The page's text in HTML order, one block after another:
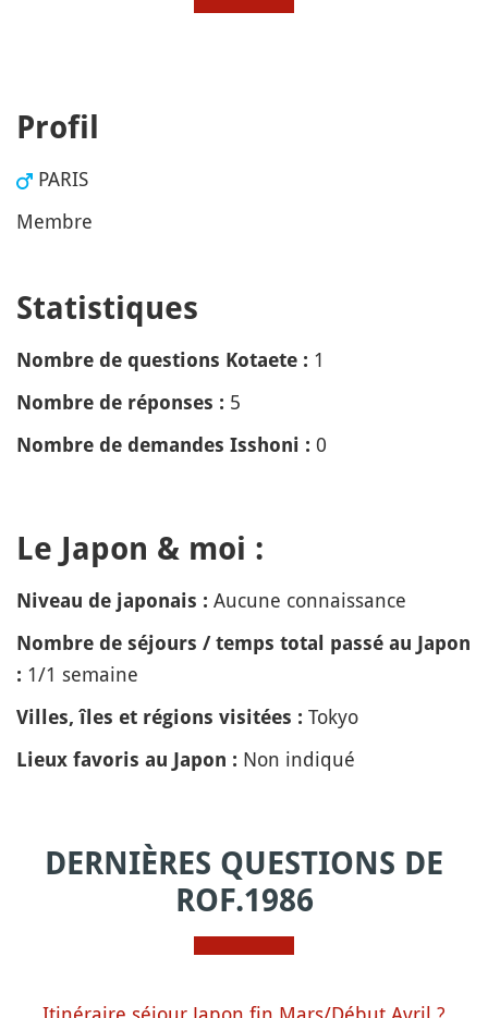
Profil
PARIS
Membre
Statistiques
Nombre de questions Kotaete : 1
Nombre de réponses : 5
Nombre de demandes Isshoni : 0
Le Japon & moi :
Niveau de japonais : Aucune connaissance
Nombre de séjours / temps total passé au Japon
: 1/1 semaine
Villes, îles et régions visitées : Tokyo
Lieux favoris au Japon : Non indiqué
DERNIÈRES QUESTIONS DE
ROF.1986